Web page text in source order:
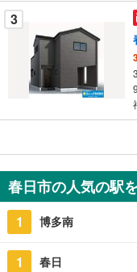
3
春日市の人気の駅
1 博多南
1 春日